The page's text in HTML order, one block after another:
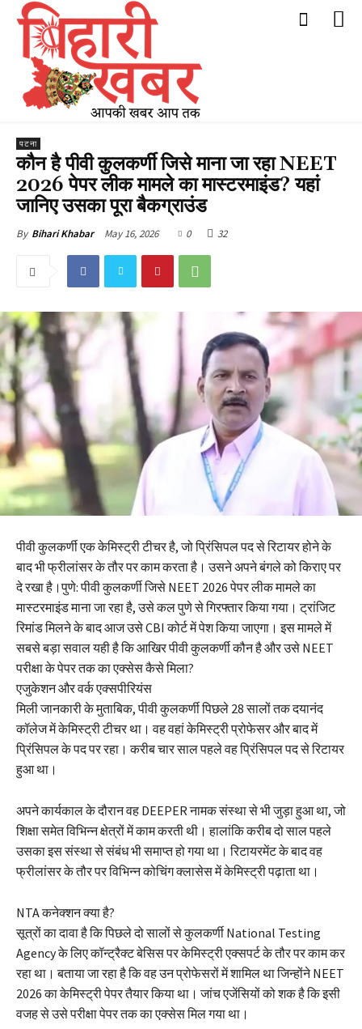
पटना
कौन है पीवी कुलकर्णी जिसे माना जा रहा NEET
2026 पेपर लीक मामले का मास्टरमाइंड? यहां
जानिए उसका पूरा बैकग्राउंड
By Bihari Khabar May 16, 2026 0 32
पीवी कुलकर्णी एक केमिस्ट्री टीचर है, जो प्रिंसिपल पद से रिटायर होने के
बाद भी फ्रीलांसर के तौर पर काम करता है। उसने अपने बंगले को किराए पर
दे रखा है।पुणे: पीवी कुलकर्णी जिसे NEET 2026 पेपर लीक मामले का
मास्टरमाइंड माना जा रहा है, उसे कल पुणे से गिरफ्तार किया गया। ट्रांजिट
रिमांड मिलने के बाद आज उसे CBI कोर्ट में पेश किया जाएगा। इस मामले में
सबसे बड़ा सवाल यही है कि आखिर पीवी कुलकर्णी कौन है और उसे NEET
परीक्षा के पेपर तक का एक्सेस कैसे मिला?
एजुकेशन और वर्क एक्सपीरियंस
मिली जानकारी के मुताबिक, पीवी कुलकर्णी पिछले 28 सालों तक दयानंद
कॉलेज में केमिस्ट्री टीचर था। वह वहां केमिस्ट्री प्रोफेसर और बाद में
प्रिंसिपल के पद पर रहा। करीब चार साल पहले वह प्रिंसिपल पद से रिटायर
हुआ था।
अपने कार्यकाल के दौरान वह DEEPER नामक संस्था से भी जुड़ा हुआ था, जो
शिक्षा समेत विभिन्न क्षेत्रों में काम करती थी। हालांकि करीब दो साल पहले
उसका इस संस्था से संबंध भी समाप्त हो गया था। रिटायरमेंट के बाद वह
फ्रीलांसर के तौर पर विभिन्न कोचिंग क्लासेस में केमिस्ट्री पढ़ाता था।
NTA कनेक्शन क्या है?
सूत्रों का दावा है कि पिछले दो सालों से कुलकर्णी National Testing
Agency के लिए कॉन्ट्रैक्ट बेसिस पर केमिस्ट्री एक्सपर्ट के तौर पर काम कर
रहा था। बताया जा रहा है कि वह उन प्रोफेसरों में शामिल था जिन्होंने NEET
2026 का केमिस्ट्री पेपर तैयार किया था। जांच एजेंसियों को शक है कि इसी
वजह से उसे परीक्षा पेपर तक का एक्सेस मिल गया था।